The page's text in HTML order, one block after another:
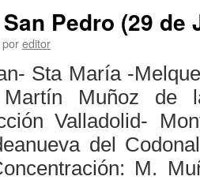
Pedro (29 de
poreditor
Sta María -
Muñoz de
Valladolid-
del
M.